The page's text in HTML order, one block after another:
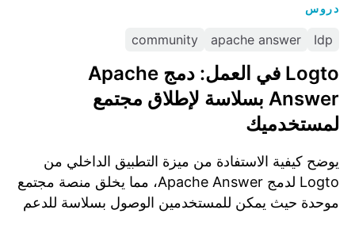
دروس
Idp
apache answer
community
Logto في العمل: دمج Apache
Answer بسلاسة لإطلاق مجتمع
لمستخدميك
يوضح كيفية الاستفادة من ميزة التطبيق الداخلي من
Logto لدمج Apache Answer، مما يخلق منصة مجتمع
موحدة حيث يمكن للمستخدمين الوصول بسلاسة للدعم